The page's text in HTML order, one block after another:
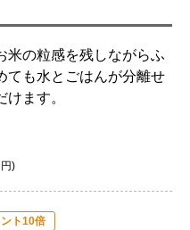
米の粒感を残しながらふ
ても水とごはんが分離せ
ます。
)
ト10倍